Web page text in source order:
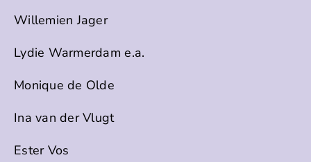
Willemien Jager
Lydie Warmerdam e.a.
Monique de Olde
Ina van der Vlugt
Ester Vos